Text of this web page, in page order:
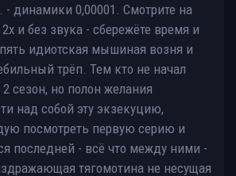
- динамики 0,00001. Смотрите на
и без звука - сбережёте время и
идиотская мышиная возня и
трёп. Тем кто не начал
сезон, но полон желания
над собой эту экзекуцию,
посмотреть первую серию и
последней - всё что между ними -
тягомотина не несущая